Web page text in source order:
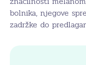
bolnika, njegove
zadržke do